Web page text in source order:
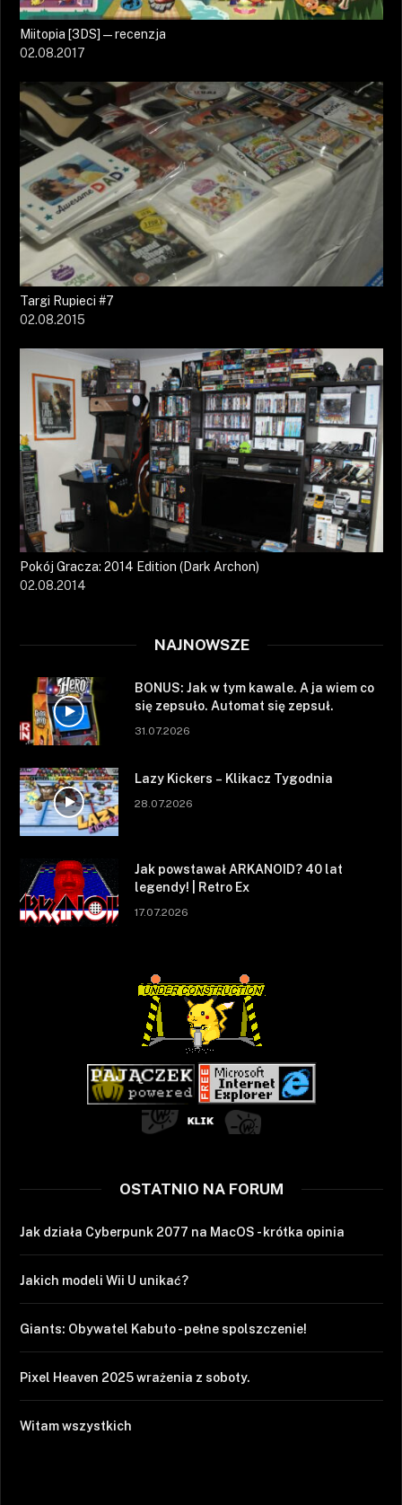
Miitopia [3DS] — recenzja
02.08.2017
Targi Rupieci #7
02.08.2015
Pokój Gracza: 2014 Edition (Dark Archon)
02.08.2014
NAJNOWSZE
BONUS: Jak w tym kawale. A ja wiem co
się zepsuło. Automat się zepsuł.
31.07.2026
Lazy Kickers – Klikacz Tygodnia
28.07.2026
Jak powstawał ARKANOID? 40 lat
legendy! | Retro Ex
17.07.2026
OSTATNIO NA FORUM
Jak działa Cyberpunk 2077 na MacOS - krótka opinia
Jakich modeli Wii U unikać?
Giants: Obywatel Kabuto - pełne spolszczenie!
Pixel Heaven 2025 wrażenia z soboty.
Witam wszystkich